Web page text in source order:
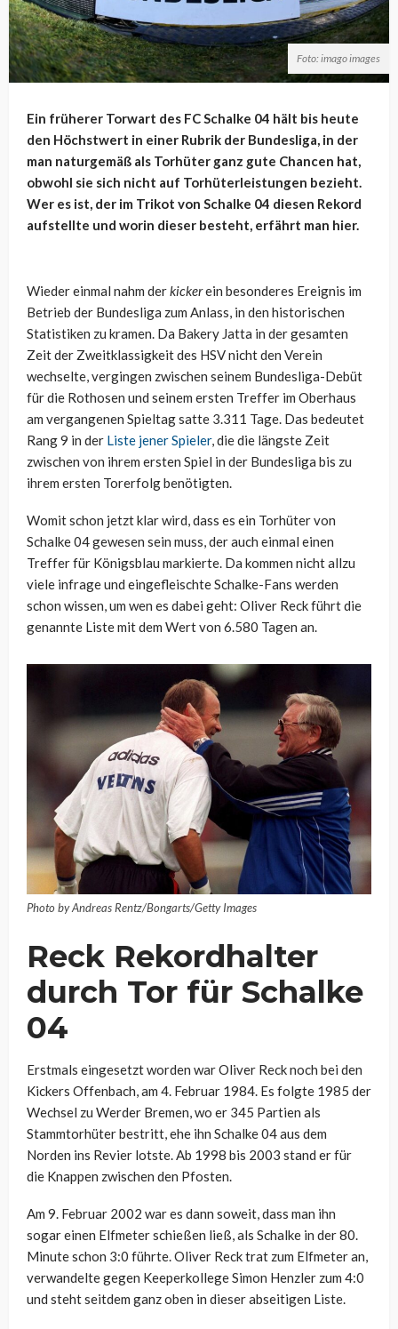
Foto: imago images
Ein früherer Torwart des FC Schalke 04 hält bis heute
den Höchstwert in einer Rubrik der Bundesliga, in der
man naturgemäß als Torhüter ganz gute Chancen hat,
obwohl sie sich nicht auf Torhüterleistungen bezieht.
Wer es ist, der im Trikot von Schalke 04 diesen Rekord
aufstellte und worin dieser besteht, erfährt man hier.
Wieder einmal nahm derkickerein besonderes Ereignis im
Betrieb der Bundesliga zum Anlass, in den historischen
Statistiken zu kramen. Da Bakery Jatta in der gesamten
Zeit der Zweitklassigkeit des HSV nicht den Verein
wechselte, vergingen zwischen seinem Bundesliga-Debüt
für die Rothosen und seinem ersten Treffer im Oberhaus
am vergangenen Spieltag satte 3.311 Tage. Das bedeutet
Rang 9 in der Liste jener Spieler, die die längste Zeit
zwischen von ihrem ersten Spiel in der Bundesliga bis zu
ihrem ersten Torerfolg benötigten.
Womit schon jetzt klar wird, dass es ein Torhüter von
Schalke 04 gewesen sein muss, der auch einmal einen
Treffer für Königsblau markierte. Da kommen nicht allzu
viele infrage und eingefleischte Schalke-Fans werden
schon wissen, um wen es dabei geht: Oliver Reck führt die
genannte Liste mit dem Wert von 6.580 Tagen an.
Photo by Andreas Rentz/Bongarts/Getty Images
Reck Rekordhalter
durch Tor für Schalke
04
Erstmals eingesetzt worden war Oliver Reck noch bei den
Kickers Offenbach, am 4. Februar 1984. Es folgte 1985 der
Wechsel zu Werder Bremen, wo er 345 Partien als
Stammtorhüter bestritt, ehe ihn Schalke 04 aus dem
Norden ins Revier lotste. Ab 1998 bis 2003 stand er für
die Knappen zwischen den Pfosten.
Am 9. Februar 2002 war es dann soweit, dass man ihn
sogar einen Elfmeter schießen ließ, als Schalke in der 80.
Minute schon 3:0 führte. Oliver Reck trat zum Elfmeter an,
verwandelte gegen Keeperkollege Simon Henzler zum 4:0
und steht seitdem ganz oben in dieser abseitigen Liste.